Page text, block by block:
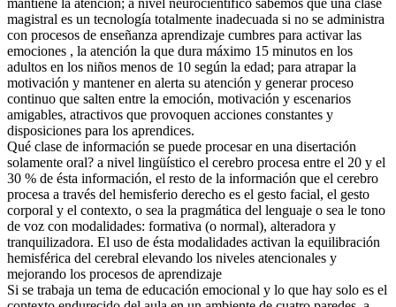
mantiene la atención; a nivel neurocientífico sabemos que una clase
magistral es un tecnología totalmente inadecuada si no se administra
con procesos de enseñanza aprendizaje cumbres para activar las
emociones , la atención la que dura máximo 15 minutos en los
adultos en los niños menos de 10 según la edad; para atrapar la
motivación y mantener en alerta su atención y generar proceso
continuo que salten entre la emoción, motivación y escenarios
amigables, atractivos que provoquen acciones constantes y
disposiciones para los aprendices.
Qué clase de información se puede procesar en una disertación
solamente oral? a nivel lingüístico el cerebro procesa entre el 20 y el
30 % de ésta información, el resto de la información que el cerebro
procesa a través del hemisferio derecho es el gesto facial, el gesto
corporal y el contexto, o sea la pragmática del lenguaje o sea le tono
de voz con modalidades: formativa (o normal), alteradora y
tranquilizadora. El uso de ésta modalidades activan la equilibración
hemisférica del cerebral elevando los niveles atencionales y
mejorando los procesos de aprendizaje
Si se trabaja un tema de educación emocional y lo que hay solo es el